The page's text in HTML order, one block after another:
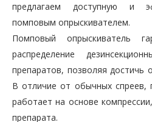
предлагаем доступную и
помповым опрыскивателем.
Помповый опрыскиватель
распределение
препаратов, позволяя достичь
В отличие от обычных спреев,
работает на основе
препарата.